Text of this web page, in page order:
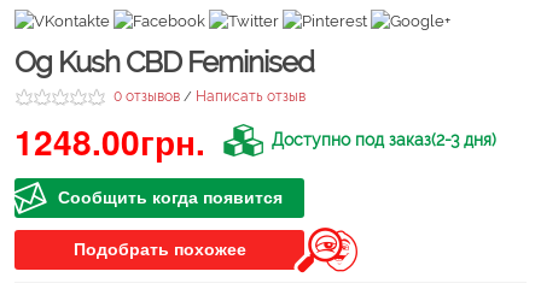
Og Kush CBD Feminised
0 отзывов / Написать отзыв
1248.00грн. Доступно под заказ(2-3 дня)
Сообщить когда появится
Подобрать похожее